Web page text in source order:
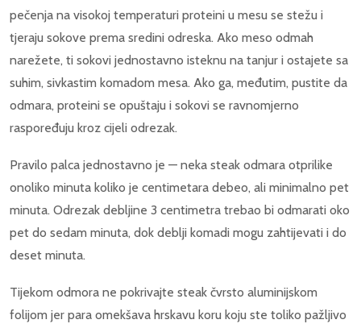
pečenja na visokoj temperaturi proteini u mesu se stežu i
tjeraju sokove prema sredini odreska. Ako meso odmah
narežete, ti sokovi jednostavno isteknu na tanjur i ostajete sa
suhim, sivkastim komadom mesa. Ako ga, međutim, pustite da
odmara, proteini se opuštaju i sokovi se ravnomjerno
raspoređuju kroz cijeli odrezak.
Pravilo palca jednostavno je — neka steak odmara otprilike
onoliko minuta koliko je centimetara debeo, ali minimalno pet
minuta. Odrezak debljine 3 centimetra trebao bi odmarati oko
pet do sedam minuta, dok deblji komadi mogu zahtijevati i do
deset minuta.
Tijekom odmora ne pokrivajte steak čvrsto aluminijskom
folijom jer para omekšava hrskavu koru koju ste toliko pažljivo